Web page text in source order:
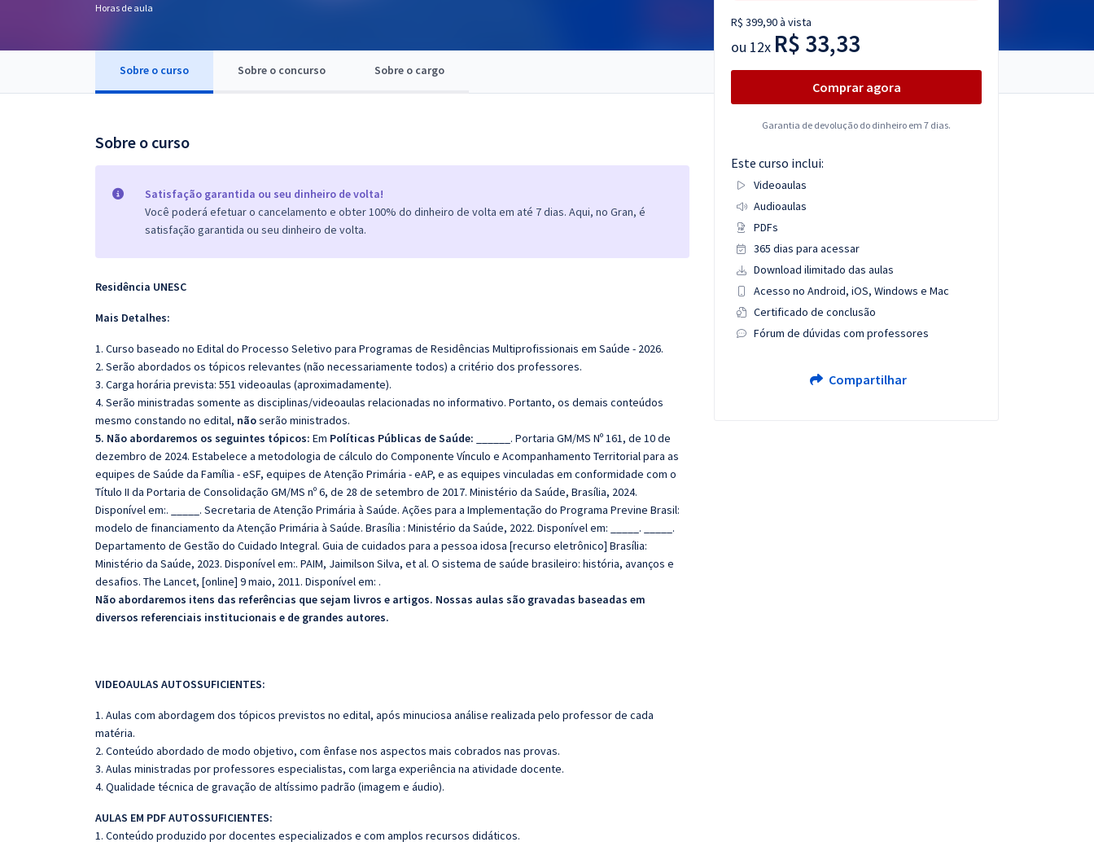
OAB
Questões grátis
Conteúdo gratuito
Horas de aula
Sobre o curso Sobre o concurso Sobre o cargo
Sobre o curso
Satisfação garantida ou seu dinheiro de volta!
Você poderá efetuar o cancelamento e obter 100% do dinheiro de volta em até 7 dias. Aqui, no Gran, é
satisfação garantida ou seu dinheiro de volta.
Residência UNESC
Mais Detalhes:
1. Curso baseado no Edital do Processo Seletivo para Programas de Residências Multiprofissionais em Saúde - 2026.
2. Serão abordados os tópicos relevantes (não necessariamente todos) a critério dos professores.
3. Carga horária prevista: 551 videoaulas (aproximadamente).
4. Serão ministradas somente as disciplinas/videoaulas relacionadas no informativo. Portanto, os demais conteúdos
mesmo constando no edital, nãoserão ministrados.
5. Não abordaremos os seguintes tópicos: Em Políticas Públicas de Saúde: ______. Portaria GM/MS Nº 161, de 10 de
dezembro de 2024. Estabelece a metodologia de cálculo do Componente Vínculo e Acompanhamento Territorial para as
equipes de Saúde da Família - eSF, equipes de Atenção Primária - eAP, e as equipes vinculadas em conformidade com o
Título II da Portaria de Consolidação GM/MS nº 6, de 28 de setembro de 2017. Ministério da Saúde, Brasília, 2024.
Disponível em:. _____. Secretaria de Atenção Primária à Saúde. Ações para a Implementação do Programa Previne Brasil:
modelo de financiamento da Atenção Primária à Saúde. Brasília : Ministério da Saúde, 2022. Disponível em: _____. _____.
Departamento de Gestão do Cuidado Integral. Guia de cuidados para a pessoa idosa [recurso eletrônico] Brasília:
Ministério da Saúde, 2023. Disponível em:. PAIM, Jaimilson Silva, et al. O sistema de saúde brasileiro: história, avanços e
desafios. The Lancet, [online] 9 maio, 2011. Disponível em: .
Não abordaremos itens das referências que sejam livros e artigos. Nossas aulas são gravadas baseadas em
diversos referenciais institucionais e de grandes autores.
VIDEOAULAS AUTOSSUFICIENTES:
1. Aulas com abordagem dos tópicos previstos no edital, após minuciosa análise realizada pelo professor de cada
matéria.
2. Conteúdo abordado de modo objetivo, com ênfase nos aspectos mais cobrados nas provas.
3. Aulas ministradas por professores especialistas, com larga experiência na atividade docente.
4. Qualidade técnica de gravação de altíssimo padrão (imagem e áudio).
AULAS EM PDF AUTOSSUFICIENTES:
1. Conteúdo produzido por docentes especializados e com amplos recursos didáticos.
R$ 399,90 à vista
ou 12x R$ 33,33
Comprar agora
Garantia de devolução do dinheiro em 7 dias.
Este curso inclui:
Videoaulas
Audioaulas
PDFs
365 dias para acessar
Download ilimitado das aulas
Acesso no Android, iOS, Windows e Mac
Certificado de conclusão
Fórum de dúvidas com professores
Compartilhar